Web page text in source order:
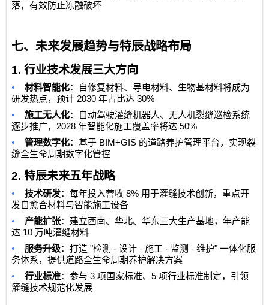
落，有效防止冻融破坏
七、未来发展趋势与特辰战略布局
1.行业技术发展三大方向
• 材料智能化：自修复材料、导电材料、生物基材料将成为
研发热点，预计 2030年占比达 30%
•
施工无人化：自动驾驶灌缝机器人、无人机裂缝巡检系统
逐步推广，2028年智能化施工覆盖率将达 50%
•
管理数字化：基于 BIM+GIS 的道路养护管理平台，实现裂
缝全生命周期数字化管控
2.特辰未来五年战略
• 技术研发：每年投入营收 8% 用于灌缝技术创新，重点开
发自愈合材料与智能施工设备
• 产能扩张：建立西南、华北、华东三大生产基地，年产能
达 10 万吨灌缝材料
• 服务升级：打造 "检测 -设计 -施工 - 监测 -维护"一体化服
务体系，提供道路全生命周期养护解决方案
• 行业标准：参与 3项国家标准、5项行业标准制定，引领
灌缝技术规范化发展